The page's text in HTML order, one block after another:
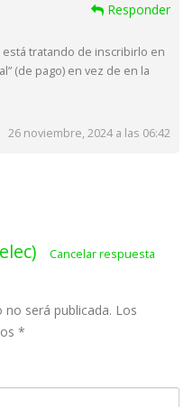
Responder
tratando de inscribirlo en
(de pago) en vez de en la
26 noviembre, 2024 a las 06:42
Cancelar respuesta
será publicada. Los
*